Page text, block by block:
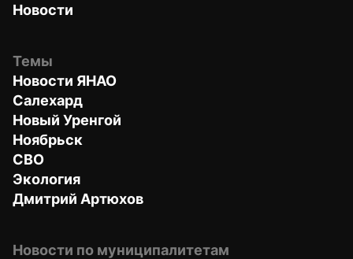
Новости
Темы
Новости ЯНАО
Салехард
Новый Уренгой
Ноябрьск
СВО
Экология
Дмитрий Артюхов
Новости по муниципалитетам